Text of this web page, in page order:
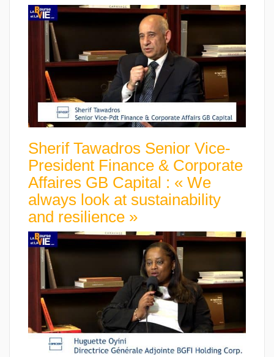
Sherif Tawadros Senior Vice-
President Finance & Corporate
Affaires GB Capital : « We
always look at sustainability
and resilience »